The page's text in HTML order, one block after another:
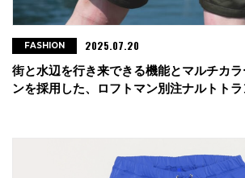
街と水辺を行き来できる機能とマルチカ
ンを採用した、ロフトマン別注ナルトトラ
FASHION 2025.07.20